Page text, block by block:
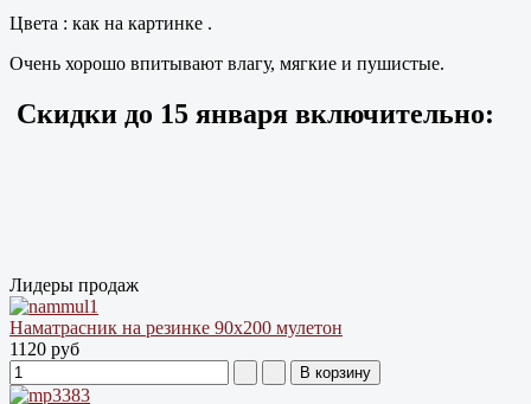
Цвета : как на картинке .
Очень хорошо впитывают влагу, мягкие и пушистые.
Скидки до 15 января включительно:
Лидеры продаж
Наматрасник на резинке 90х200 мулетон
1120 руб